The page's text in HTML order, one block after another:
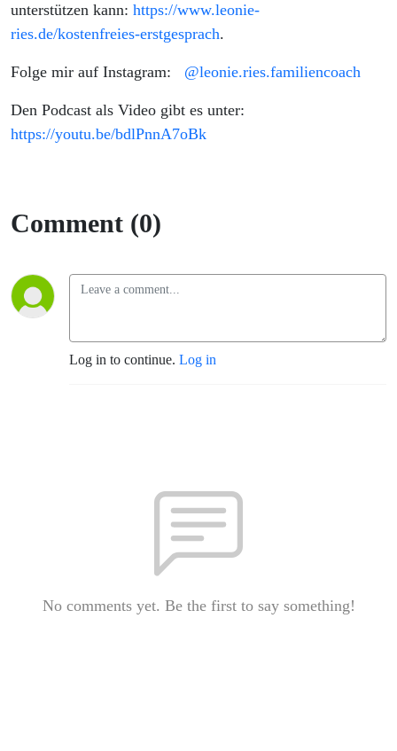
unterstützen kann: https://www.leonie-
ries.de/kostenfreies-erstgesprach.
Folge mir auf Instagram: @leonie.ries.familiencoach
Den Podcast als Video gibt es unter:
https://youtu.be/bdlPnnA7oBk
Comment (0)
Log in to continue. Log in
No comments yet. Be the first to say something!